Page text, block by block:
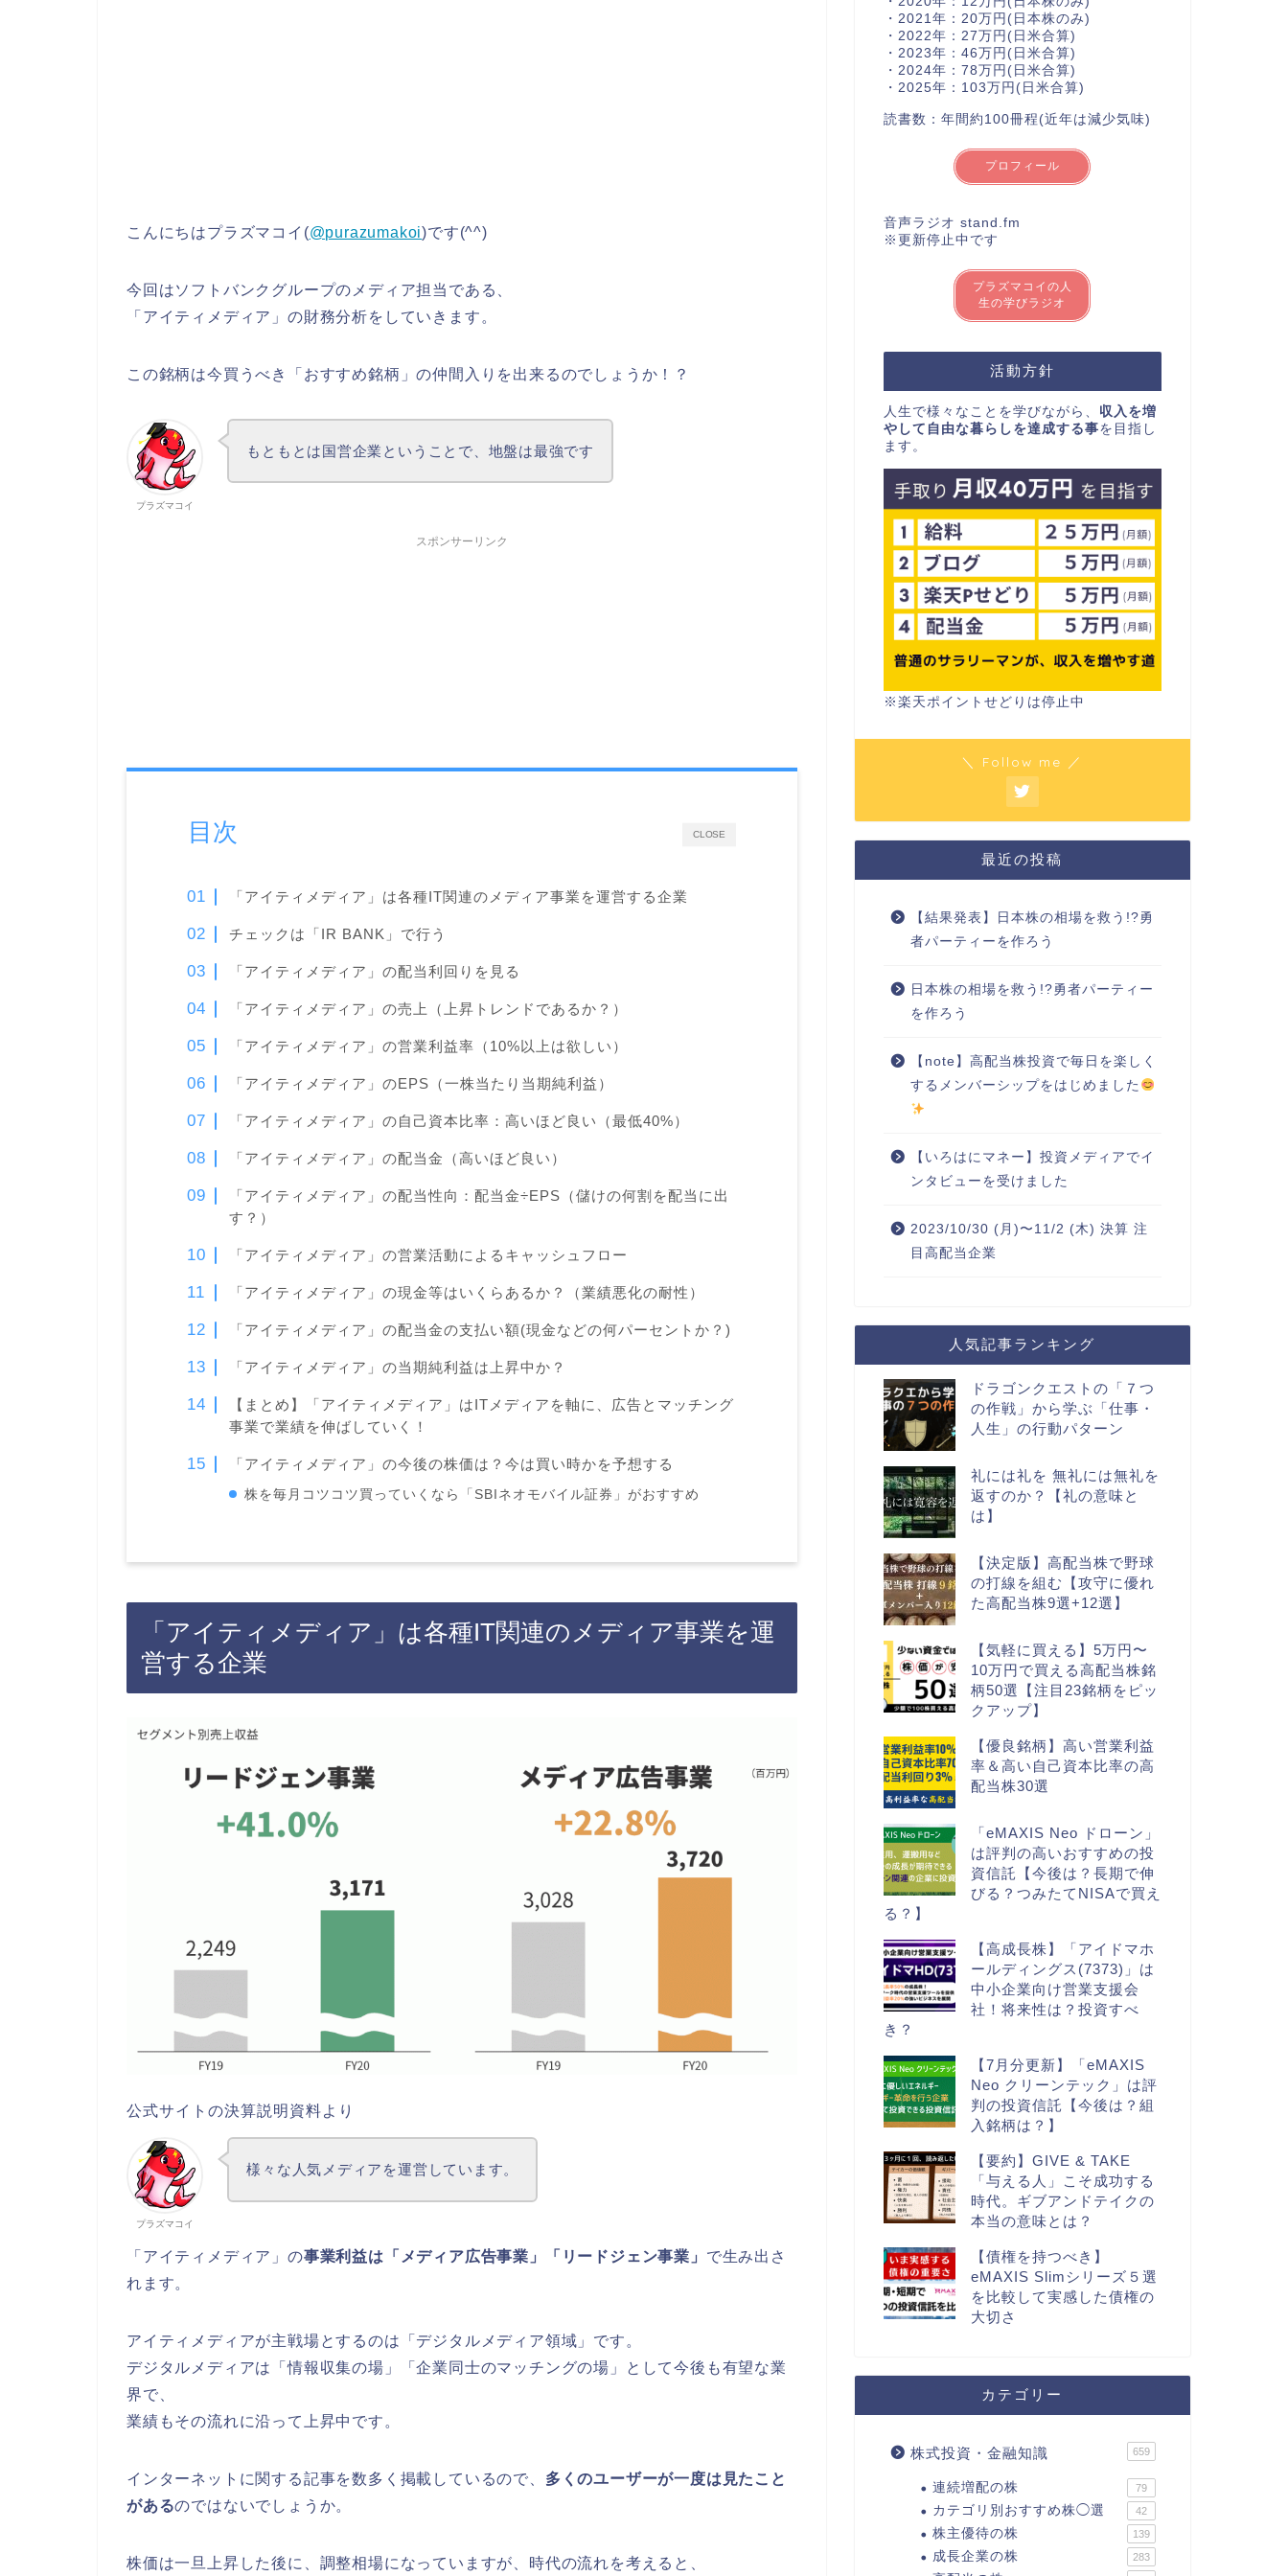
こんにちはプラズマコイ(@purazumakoi)です(^^)
今回はソフトバンクグループのメディア担当である、
「アイティメディア」の財務分析をしていきます。
この銘柄は今買うべき「おすすめ銘柄」の仲間入りを出来るのでしょうか！？
プラズマコイ
もともとは国営企業ということで、地盤は最強です
スポンサーリンク
CLOSE
目次
「アイティメディア」は各種IT関連のメディア事業を運営する企業
チェックは「IR BANK」で行う
「アイティメディア」の配当利回りを見る
「アイティメディア」の売上（上昇トレンドであるか？）
「アイティメディア」の営業利益率（10%以上は欲しい）
「アイティメディア」のEPS（一株当たり当期純利益）
「アイティメディア」の自己資本比率：高いほど良い（最低40%）
「アイティメディア」の配当金（高いほど良い）
「アイティメディア」の配当性向：配当金÷EPS（儲けの何割を配当に出
す？）
「アイティメディア」の営業活動によるキャッシュフロー
「アイティメディア」の現金等はいくらあるか？（業績悪化の耐性）
「アイティメディア」の配当金の支払い額(現金などの何パーセントか？)
「アイティメディア」の当期純利益は上昇中か？
【まとめ】「アイティメディア」はITメディアを軸に、広告とマッチング
事業で業績を伸ばしていく！
「アイティメディア」の今後の株価は？今は買い時かを予想する
株を毎月コツコツ買っていくなら「SBIネオモバイル証券」がおすすめ
「アイティメディア」は各種IT関連のメディア事業を運
営する企業
公式サイトの決算説明資料より
プラズマコイ
様々な人気メディアを運営しています。
「アイティメディア」の事業利益は 「メディア広告事業」 「リードジェン事業」 で生み出さ
れます。
アイティメディアが主戦場とするのは「デジタルメディア領域」です。
デジタルメディアは「情報収集の場」「企業同士のマッチングの場」として今後も有望な業
界で、
業績もその流れに沿って上昇中です。
インターネットに関する記事を数多く掲載しているので、 多くのユーザーが一度は見たこと
があるのではないでしょうか。
株価は一旦上昇した後に、調整相場になっていますが、時代の流れを考えると、
・2021年：20万円(日本株のみ)
・2022年：27万円(日米合算)
・2023年：46万円(日米合算)
・2024年：78万円(日米合算)
・2025年：103万円(日米合算)
読書数：年間約100冊程(近年は減少気味)
プロフィール
音声ラジオ stand.fm
※更新停止中です
プラズマコイの人
生の学びラジオ
活動方針
人生で様々なことを学びながら、 収入を増
やして自由な暮らしを達成する事を目指し
ます。
※楽天ポイントせどりは停止中
＼ Follow me ／
最近の投稿
【結果発表】日本株の相場を救う!?勇
者パーティーを作ろう
日本株の相場を救う!?勇者パーティー
を作ろう
【note】高配当株投資で毎日を楽しく
するメンバーシップをはじめました
【いろはにマネー】投資メディアでイ
ンタビューを受けました
2023/10/30 (月)〜11/2 (木) 決算 注
目高配当企業
人気記事ランキング
ドラゴンクエストの「７つ
の作戦」から学ぶ「仕事・
人生」の行動パターン
礼には礼を 無礼には無礼を
返すのか？【礼の意味と
は】
【決定版】高配当株で野球
の打線を組む【攻守に優れ
た高配当株9選+12選】
【気軽に買える】5万円〜
10万円で買える高配当株銘
柄50選【注目23銘柄をピッ
クアップ】
【優良銘柄】高い営業利益
率＆高い自己資本比率の高
配当株30選
「eMAXIS Neo ドローン」
は評判の高いおすすめの投
資信託【今後は？長期で伸
びる？つみたてNISAで買え
る？】
【高成長株】「アイドマホ
ールディングス(7373)」は
中小企業向け営業支援会
社！将来性は？投資すべ
き？
【7月分更新】「eMAXIS
Neo クリーンテック」は評
判の投資信託【今後は？組
入銘柄は？】
【要約】GIVE & TAKE
「与える人」こそ成功する
時代。ギブアンドテイクの
本当の意味とは？
【債権を持つべき】
eMAXIS Slimシリーズ５選
を比較して実感した債権の
大切さ
カテゴリー
株式投資・金融知識 659
連続増配の株 79
カテゴリ別おすすめ株◯選 42
株主優待の株 139
成長企業の株 283